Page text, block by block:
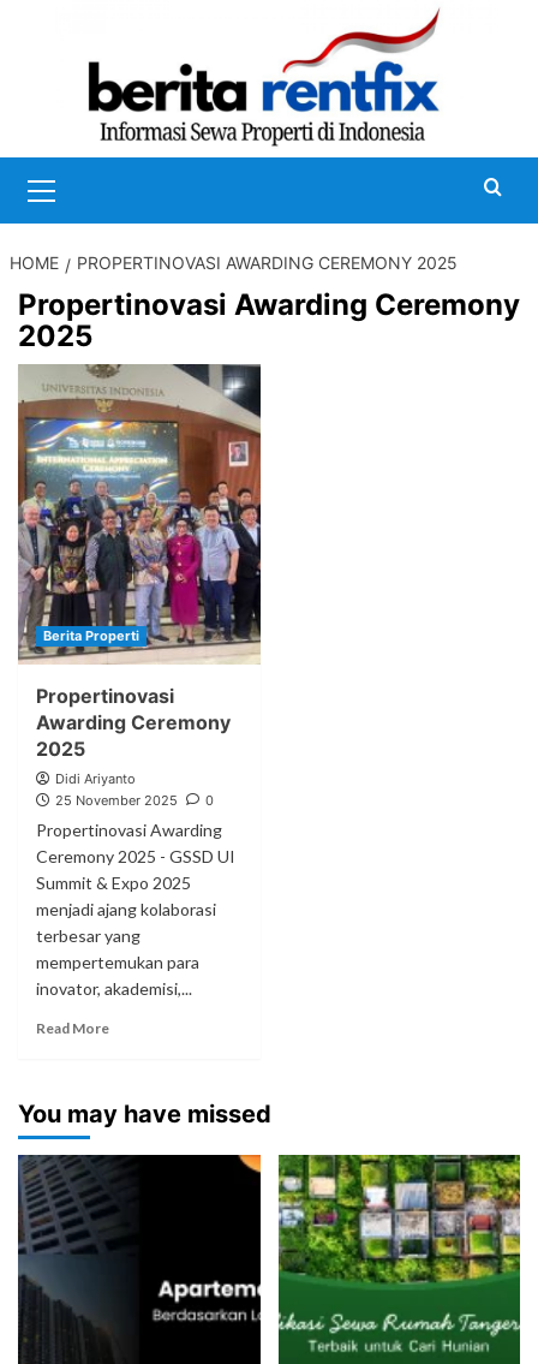
Menu
HOME PROPERTINOVASI AWARDING CEREMONY 2025
Propertinovasi Awarding Ceremony
2025
Berita Properti
Propertinovasi
Awarding Ceremony
2025
Didi Ariyanto
25 November 2025
0
Propertinovasi Awarding
Ceremony 2025 - GSSD UI
Summit & Expo 2025
menjadi ajang kolaborasi
terbesar yang
mempertemukan para
inovator, akademisi,...
Read More
You may have missed